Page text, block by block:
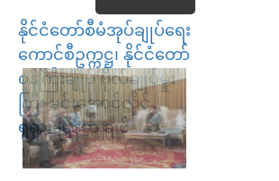
နိုင်ငံတော်စီမံအုပ်ချုပ်ရေး
ကောင်စီဥက္ကဋ္ဌ၊ နိုင်ငံတော်
ဝန်ကြီးချုပ် ဗိုလ်ချုပ်မှူး
ကြီး မင်းအောင်လှိုင်
ရုရှား-မြန်မာ ချစ်...